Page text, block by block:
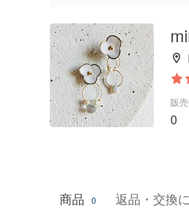
販
0
商品 0 返品・交換